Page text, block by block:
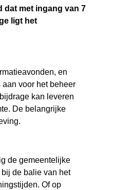
dat met ingang van 7
ligt het
en
voor het beheer
kan leveren
De belangrijke
de gemeentelijke
de balie van het
Of op